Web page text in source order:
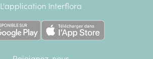
L'application Interflora